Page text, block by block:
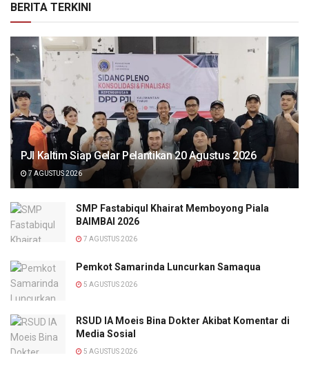
BERITA TERKINI
PJI Kaltim Siap Gelar Pelantikan 20 Agustus 2026
7 AGUSTUS 2026
SMP Fastabiqul Khairat Memboyong Piala
BAIMBAI 2026
7 AGUSTUS 2026
Pemkot Samarinda Luncurkan Samaqua
5 AGUSTUS 2026
RSUD IA Moeis Bina Dokter Akibat Komentar di
Media Sosial
5 AGUSTUS 2026